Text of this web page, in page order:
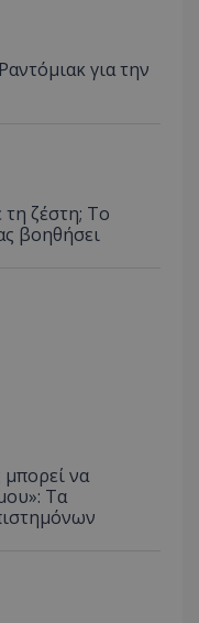
για την
τη ζέστη; Το
βοηθήσει
να
Τα